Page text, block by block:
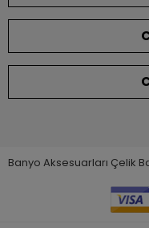
Banyo Aksesuarları Çelik